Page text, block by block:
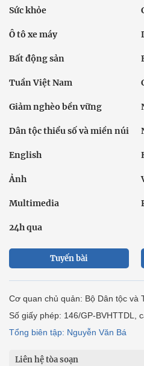
Sức khỏe
Ô tô xe máy
Bất động sản
Tuần Việt Nam
Giảm nghèo bền vững
Dân tộc thiểu số và miền núi
English
Ảnh
Multimedia
24h qua
Tuyến bài
Cơ quan chủ quản: Bộ Dân tộc và
Số giấy phép: 146/GP-BVHTTDL,
Tổng biên tập: Nguyễn Văn Bá
Liên hệ tòa soạn